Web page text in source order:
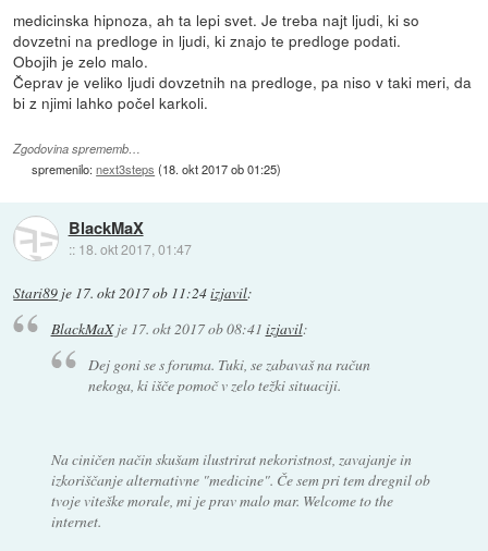
medicinska hipnoza, ah ta lepi svet. Je treba najt ljudi, ki so
dovzetni na predloge in ljudi, ki znajo te predloge podati.
Obojih je zelo malo.
Čeprav je veliko ljudi dovzetnih na predloge, pa niso v taki meri, da
bi z njimi lahko počel karkoli.
Zgodovina sprememb…
spremenilo:next3steps (18. okt 2017 ob 01:25)
BlackMaX
:: 18. okt 2017, 01:47
Stari89 je 17. okt 2017 ob 11:24izjavil:
BlackMaXje 17. okt 2017 ob 08:41 izjavil:
Dej goni se s foruma. Tuki, se zabavaš na račun
nekoga, ki išče pomoč v zelo težki situaciji.
Na ciničen način skušam ilustrirat nekoristnost, zavajanje in
izkoriščanje alternativne "medicine". Če sem pri tem dregnil ob
tvoje viteške morale, mi je prav malo mar. Welcome to the
internet.